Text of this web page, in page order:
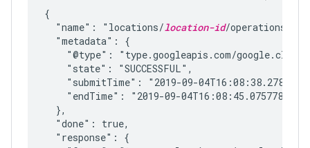
{
  "name": "locations/
location-id/operations/
  "metadata": {
"@type": "type.googleapis.com/
    "state": "SUCCESSFUL",
"submitTime": "2019-09-
"endTime": "2019-09-
  },
  "done": true,
  "response": {